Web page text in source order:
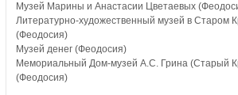
Музей Марины и Анастасии Цветаевых
Литературно-художественный музей в Старом
(Феодосия)
Музей денег (Феодосия)
Мемориальный Дом-музей А.С. Грина (Старый
(Феодосия)